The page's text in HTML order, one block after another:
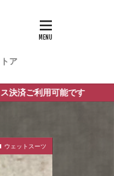
ア
ウェットスーツ